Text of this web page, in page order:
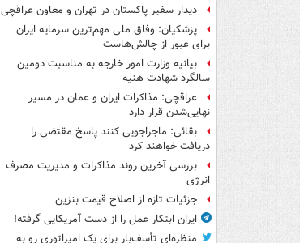
دیدار سفیر پاکستان در تهران و معاون عراقچی
پزشکیان: وفاق ملی مهم‌ترین سرمایه ایران
برای عبور از چالش‌هاست
بیانیه وزارت امور خارجه به مناسبت دومین
سالگرد شهادت هنیه
عراقچی: مذاکرات ایران و عمان در مسیر
نهایی‌شدن قرار دارد
بقائی: ماجراجویی کنند پاسخ مقتضی را
دریافت خواهند کرد
بررسی آخرین روند مذاکرات و مدیریت مصرف
انرژی
جزئیات تازه از اصلاح قیمت بنزین
ایران ابتکار عمل را از دست آمریکایی‌ گرفته!
منظره‌ای تأسف‌بار برای یک امپراتوری رو به